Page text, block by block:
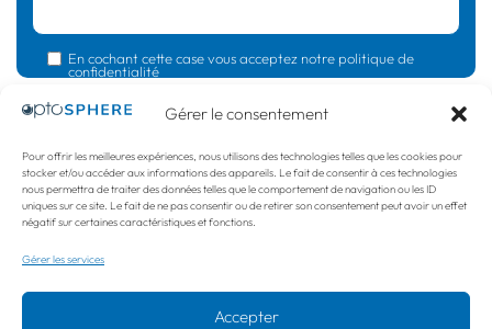
Gérer le consentement
Pour offrir les meilleures expériences, nous utilisons des technologies telles que les cookies pour
stocker et/ou accéder aux informations des appareils. Le fait de consentir à ces technologies
nous permettra de traiter des données telles que le comportement de navigation ou les ID
uniques sur ce site. Le fait de ne pas consentir ou de retirer son consentement peut avoir un effet
négatif sur certaines caractéristiques et fonctions.
Gérer les services
Accepter
En cochant cette case vous acceptez notre politique de
confidentialité
Politique de confidentialité